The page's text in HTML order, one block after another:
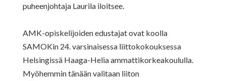
puheenjohtaja Laurila iloitsee.
AMK-opiskelijoiden edustajat ovat koolla
SAMOKin 24. varsinaisessa liittokokouksessa
Helsingissä Haaga-Helia ammattikorkeakoululla.
Myöhemmin tänään valitaan liiton